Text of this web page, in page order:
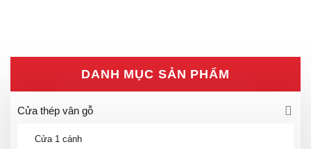
DANH MỤC SẢN PHẨM
Cửa thép vân gỗ
Cửa 1 cánh